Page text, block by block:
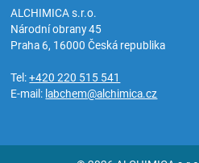
ALCHIMICA s.r.o.
Národní obrany 45
Praha 6, 16000Česká republika
Tel:+420 220 515 541
E-mail: labchem@alchimica.cz